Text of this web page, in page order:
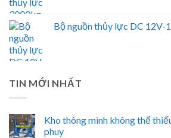
Bộ nguồn thủy lực DC 12V-
TIN MỚI NHẤT
Kho thông minh không thể
phuy